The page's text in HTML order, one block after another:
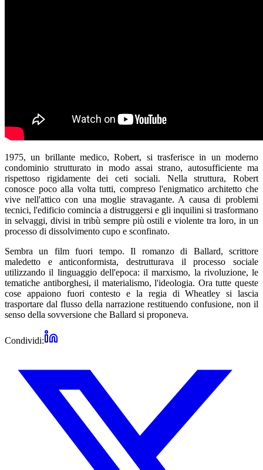
1975, un brillante medico, Robert, si trasferisce in un moderno
condominio strutturato in modo assai strano, autosufficiente ma
rispettoso rigidamente dei ceti sociali. Nella struttura, Robert
conosce poco alla volta tutti, compreso l'enigmatico architetto che
vive nell'attico con una moglie stravagante. A causa di problemi
tecnici, l'edificio comincia a distruggersi e gli inquilini si trasformano
in selvaggi, divisi in tribù sempre più ostili e violente tra loro, in un
processo di dissolvimento cupo e sconfinato.
Sembra un film fuori tempo. Il romanzo di Ballard, scrittore
maledetto e anticonformista, destrutturava il processo sociale
utilizzando il linguaggio dell'epoca: il marxismo, la rivoluzione, le
tematiche antiborghesi, il materialismo, l'ideologia. Ora tutte queste
cose appaiono fuori contesto e la regia di Wheatley si lascia
trasportare dal flusso della narrazione restituendo confusione, non il
senso della sovversione che Ballard si proponeva.
Condividi: